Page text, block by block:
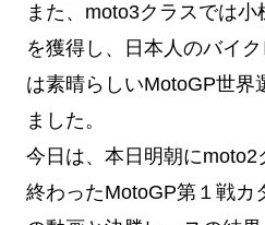
また、moto3クラスでは
を獲得し、日本人のバイ
は素晴らしいMotoGP世界
ました。
今日は、本日明朝に
終わったMotoGP第１戦カ